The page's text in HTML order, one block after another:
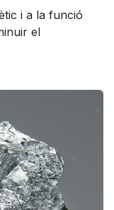
i a la funció
el